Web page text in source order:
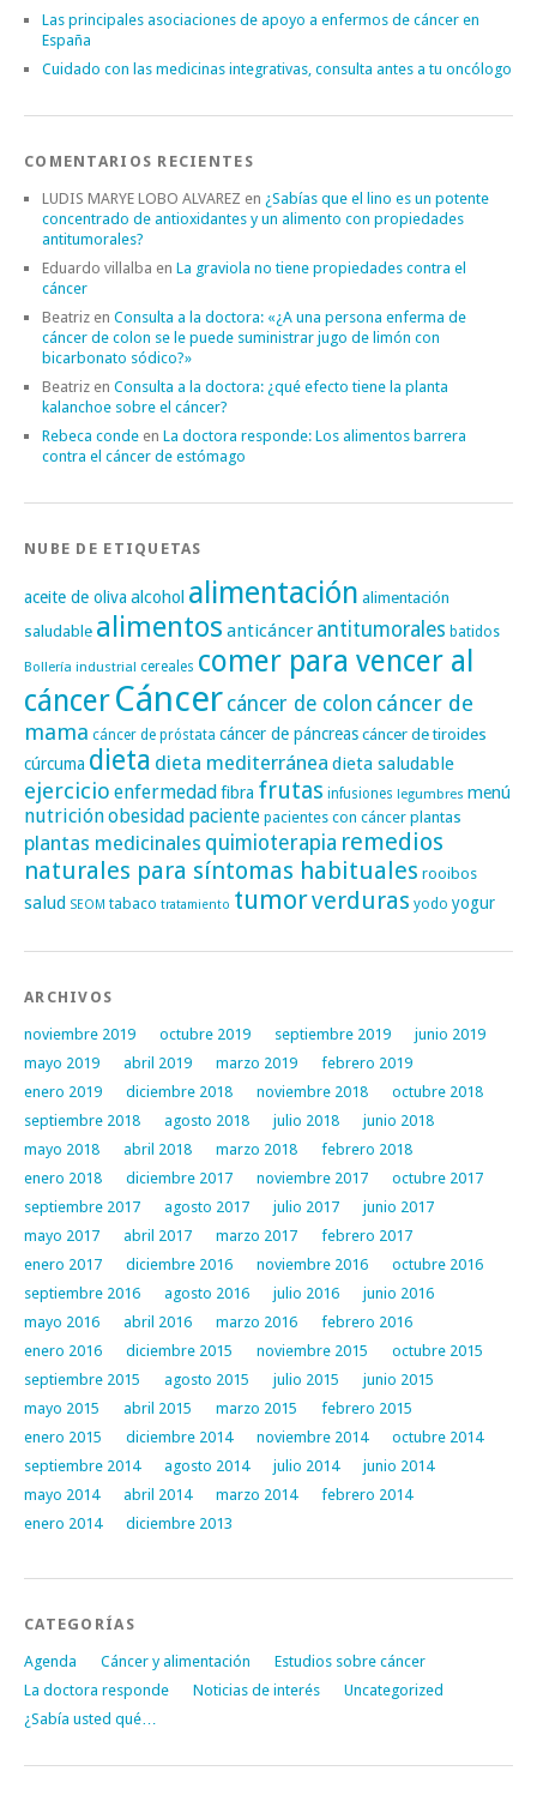
Las principales asociaciones de apoyo a enfermos de cáncer en
España
Cuidado con las medicinas integrativas, consulta antes a tu oncólogo
COMENTARIOS RECIENTES
LUDIS MARYE LOBO ALVAREZ en ¿Sabías que el lino es un potente
concentrado de antioxidantes y un alimento con propiedades
antitumorales?
Eduardo villalba en La graviola no tiene propiedades contra el
cáncer
Beatriz en Consulta a la doctora: «¿A una persona enferma de
cáncer de colon se le puede suministrar jugo de limón con
bicarbonato sódico?»
Beatriz en Consulta a la doctora: ¿qué efecto tiene la planta
kalanchoe sobre el cáncer?
Rebeca conde en La doctora responde: Los alimentos barrera
contra el cáncer de estómago
NUBE DE ETIQUETAS
aceite de oliva alcohol alimentación alimentación
saludable alimentos anticáncer antitumorales batidos
Bollería industrial cereales comer para vencer al
cáncerCáncer cáncer de colon cáncer de
mama cáncer de próstata cáncer de páncreascáncer de tiroides
cúrcuma dieta dieta mediterránea dieta saludable
ejercicio enfermedadfibra frutas infusiones legumbres menú
nutriciónobesidad paciente pacientes con cáncer plantas
plantas medicinales quimioterapia remedios
naturales para síntomas habituales rooibos
salud SEOM tabaco tratamiento tumorverduras yodo yogur
ARCHIVOS
noviembre 2019 octubre 2019 septiembre 2019
junio 2019
mayo 2019
abril 2019 marzo 2019
febrero 2019
enero 2019
diciembre 2018 noviembre 2018
octubre 2018
septiembre 2018
agosto 2018 julio 2018
junio 2018
mayo 2018
abril 2018 marzo 2018
febrero 2018
enero 2018
diciembre 2017 noviembre 2017
octubre 2017
septiembre 2017
agosto 2017 julio 2017
junio 2017
mayo 2017
abril 2017 marzo 2017
febrero 2017
enero 2017
diciembre 2016 noviembre 2016
octubre 2016
septiembre 2016
agosto 2016 julio 2016
junio 2016
mayo 2016
abril 2016 marzo 2016
febrero 2016
enero 2016
diciembre 2015 noviembre 2015
octubre 2015
septiembre 2015
agosto 2015 julio 2015
junio 2015
mayo 2015
abril 2015 marzo 2015
febrero 2015
enero 2015
diciembre 2014 noviembre 2014
octubre 2014
septiembre 2014
agosto 2014 julio 2014
junio 2014
mayo 2014
abril 2014 marzo 2014
febrero 2014
enero 2014
diciembre 2013
CATEGORÍAS
Agenda Cáncer y alimentación
Estudios sobre cáncer
La doctora responde
Noticias de interés
Uncategorized
¿Sabía usted qué…